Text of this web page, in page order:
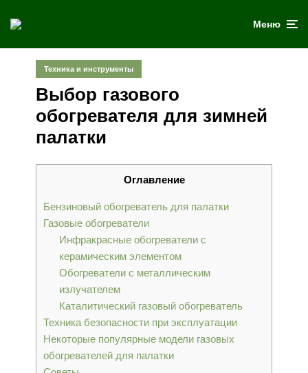
Меню
Техника и инструменты
Выбор газового
обогревателя для зимней
палатки
Оглавление
Бензиновый обогреватель для палатки
Газовые обогреватели
Инфракрасные обогреватели с
керамическим элементом
Обогреватели с металлическим
излучателем
Каталитический газовый обогреватель
Техника безопасности при эксплуатации
Некоторые популярные модели газовых
обогревателей для палатки